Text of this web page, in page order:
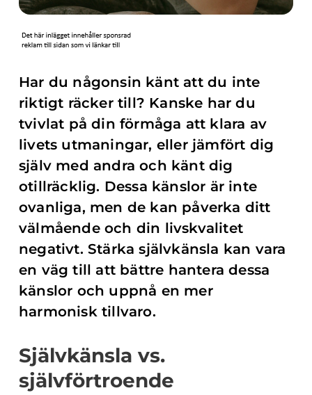
Har du någonsin känt att du inte
riktigt räcker till? Kanske har du
tvivlat på din förmåga att klara av
livets utmaningar, eller jämfört dig
själv med andra och känt dig
otillräcklig. Dessa känslor är inte
ovanliga, men de kan påverka ditt
välmående och din livskvalitet
negativt. Stärka självkänsla kan vara
en väg till att bättre hantera dessa
känslor och uppnå en mer
harmonisk tillvaro.
Självkänsla vs.
självförtroende